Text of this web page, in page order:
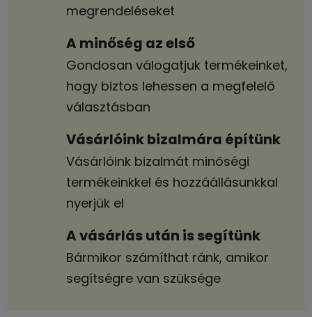
megrendeléseket
A minőség az első
Gondosan válogatjuk termékeinket,
hogy biztos lehessen a megfelelő
választásban
Vásárlóink bizalmára építünk
Vásárlóink bizalmát minőségi
termékeinkkel és hozzáállásunkkal
nyerjük el
A vásárlás után is segítünk
Bármikor számíthat ránk, amikor
segítségre van szüksége